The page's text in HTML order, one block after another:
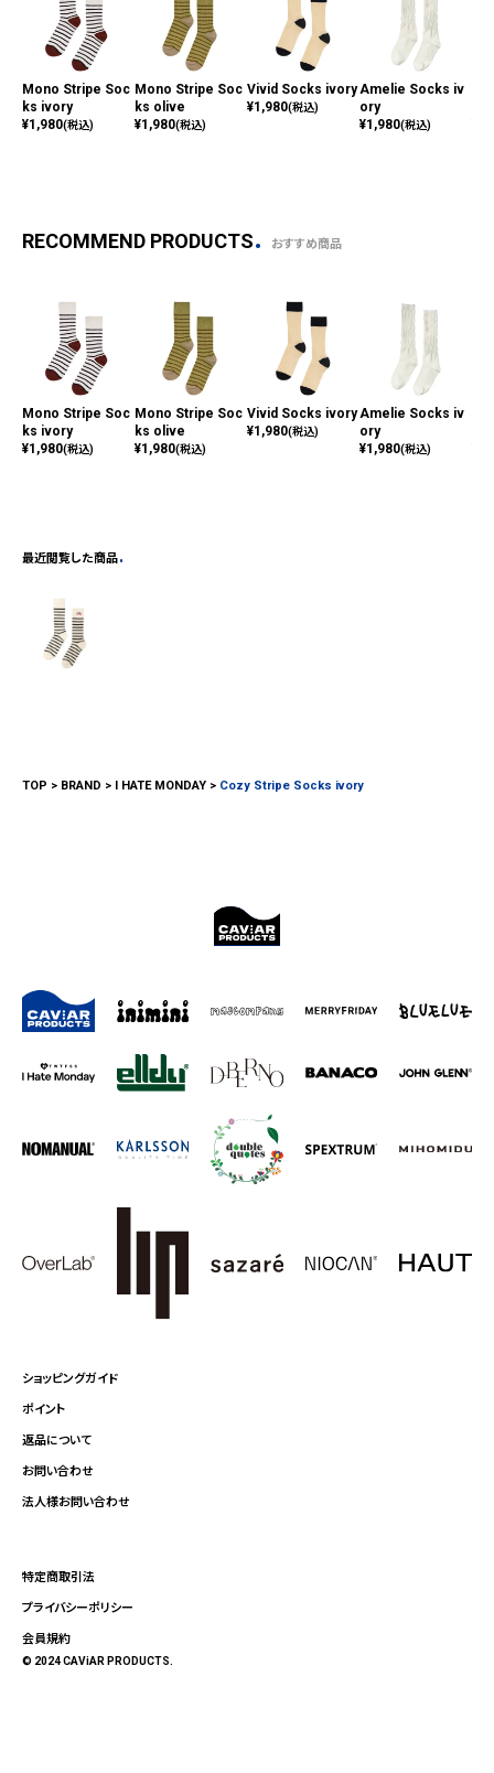
Mono Stripe Soc
ks ivory
¥1,980(税込)
Mono Stripe Soc
ks olive
¥1,980(税込)
Vivid Socks ivory
¥1,980(税込)
Amelie Socks iv
ory
¥1,980(税込)
RECOMMEND PRODUCTS おすすめ商品
Mono Stripe Soc
ks ivory
¥1,980(税込)
Mono Stripe Soc
ks olive
¥1,980(税込)
Vivid Socks ivory
¥1,980(税込)
Amelie Socks iv
ory
¥1,980(税込)
最近閲覧した商品
TOP BRAND I HATE MONDAY Cozy Stripe Socks ivory
ショッピングガイド
ポイント
返品について
お問い合わせ
法人様お問い合わせ
特定商取引法
プライバシーポリシー
会員規約
© 2024 CAViAR PRODUCTS.